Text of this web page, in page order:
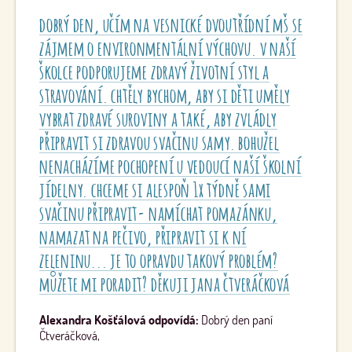
hodnota, kterou je nutné držet, ale selským rozumem je
třeba odhadnout velikost a ještě myslet na to, že ke každé
přesnídávce a svačině by mělo být ovoce nebo zelenina a
opět doporučujeme velikosti pěsti dítěte.
dobrý den, učím na vesnické dvoutřídní mš se
zájmem o environmentální výchovu. v naší
školce podporujeme zdravý životní styl a
stravování. chtěly bychom, aby si děti uměly
vybrat zdravé suroviny a také, aby zvládly
připravit si zdravou svačinu samy. bohužel
nenacházíme pochopení u vedoucí naší školní
jídelny. chceme si alespoň 1x týdně sami
svačinu připravit- namíchat pomazánku,
namazat na pečivo, připravit si k ní
zeleninu... je to opravdu takový problém?
můžete mi poradit? děkuji jana čtveráčková
Alexandra Košťálová odpovídá: Dobrý den paní
Čtveráčková,